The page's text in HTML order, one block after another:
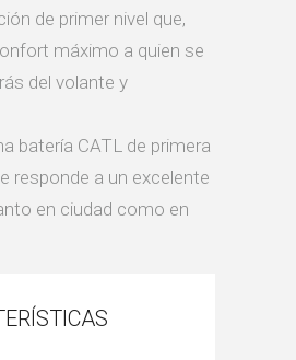
de primer nivel que,
máximo a quien se
del volante y
batería CATL de primera
responde a un excelente
en ciudad como en